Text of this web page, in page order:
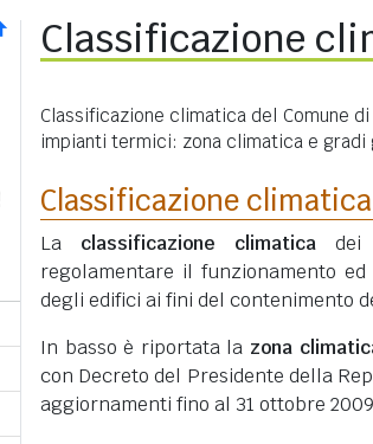
Classificazione
Classificazione climatica del Comune
impianti termici: zona climatica e gradi
Classificazione climatica
La classificazione climatica dei
regolamentare il funzionamento
degli edifici ai fini del contenimento
In basso è riportata la zona
con Decreto del Presidente della
aggiornamenti fino al 31 ottobre